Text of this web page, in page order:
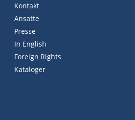
Kontakt
Ansatte
Presse
In English
Foreign Rights
Kataloger